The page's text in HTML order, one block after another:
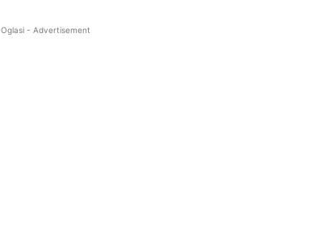
Oglasi - Advertisement